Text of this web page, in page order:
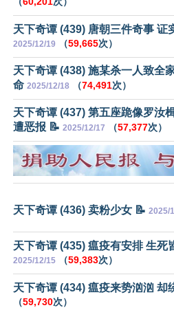
天下奇谭 (439) 唐朝三件奇事 证
2025/12/19 （59,665次）
天下奇谭 (438) 施某杀一人致全
命 2025/12/18 （74,491次）
天下奇谭 (437) 第五座跪像罗汝
遭恶报 📝 2025/12/17 （57,377次）
天下奇谭 (436) 卖粉少女 📝 2025/
天下奇谭 (435) 瘟疫有安排 生死
2025/12/15 （59,383次）
天下奇谭 (434) 瘟疫来势汹汹 却
（59,730次）